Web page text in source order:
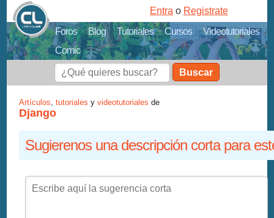
Foros Blog Tutoriales Cursos
Videotutoriales
Comic
Entra o Registrate
Buscar
Artículos,tutoriales yvideotutoriales de
Django
Sugierenos una descripción corta para